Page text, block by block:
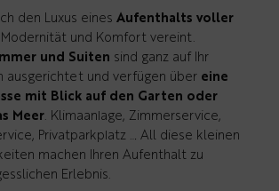
den Luxus eines Aufenthalts voller
und Komfort vereint.
und Suiten sind ganz auf Ihr
ausgerichtet und verfügen über eine
mit Blick auf den Garten oder
Meer. Klimaanlage, Zimmerservice,
Privatparkplatz … All diese kleinen
machen Ihren Aufenthalt zu
Erlebnis.